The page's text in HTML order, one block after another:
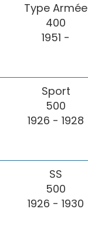
Type Armée
400
1951 -
Sport
500
1926 - 1928
SS
500
1926 - 1930